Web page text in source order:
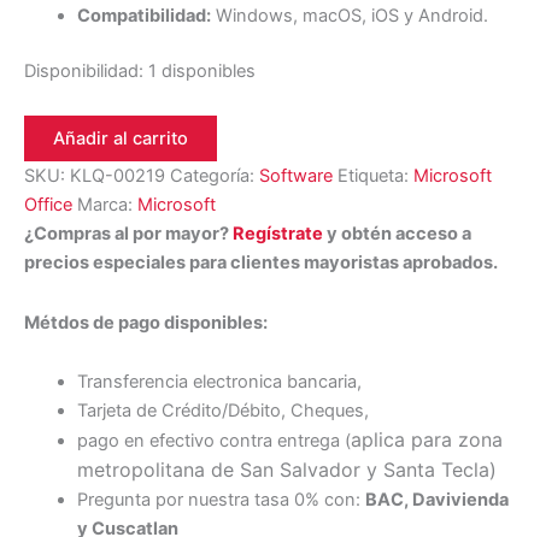
Compatibilidad:Windows, macOS, iOS y Android.
Disponibilidad: 1 disponibles
Añadir al carrito
SKU: KLQ-00219 Categoría: Software Etiqueta: Microsoft
Office Marca: Microsoft
¿Compras al por mayor? Regístrate y obtén acceso a
precios especiales para clientes mayoristas aprobados.
Métdos de pago disponibles:
Transferencia electronica bancaria,
Tarjeta de Crédito/Débito, Cheques,
pago en efectivo contra entrega (aplica para zona
metropolitana de San Salvador y Santa Tecla)
Pregunta por nuestra tasa 0% con: BAC, Davivienda
y Cuscatlan